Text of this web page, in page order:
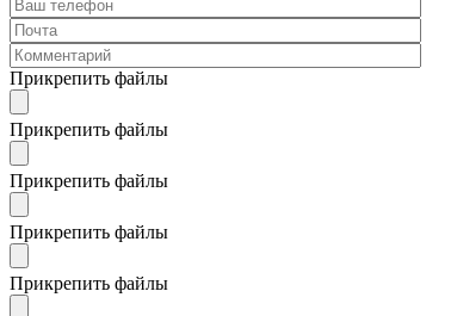
Прикрепить файлы
Прикрепить файлы
Прикрепить файлы
Прикрепить файлы
Прикрепить файлы